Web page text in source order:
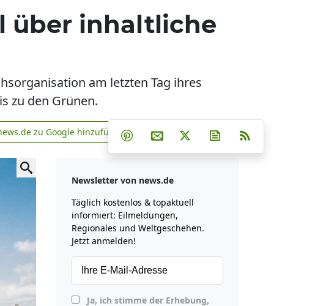
über inhaltliche
am letzten Tag ihres
zu den Grünen.
news.de zu Google hinzufügen
zu Google hinzufügen Teilen auf Facebook
Teilen auf Whatsapp
Teilen auf Telegram
Teilen auf Pinterest
Per E-Mail teilen
Post auf XNewsletter
Newsletter von news.de
Täglich kostenlos & topaktuell
informiert: Eilmeldungen,
Regionales und Weltgeschehen.
Jetzt anmelden!